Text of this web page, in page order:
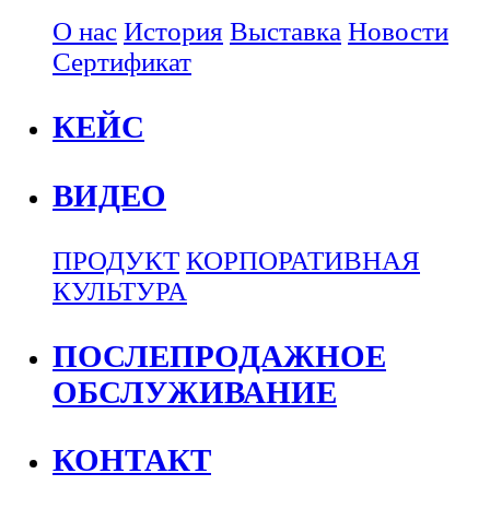
О нас История Выставка Новости
Сертификат
КЕЙС
ВИДЕО
ПРОДУКТ КОРПОРАТИВНАЯ
КУЛЬТУРА
ПОСЛЕПРОДАЖНОЕ
ОБСЛУЖИВАНИЕ
КОНТАКТ